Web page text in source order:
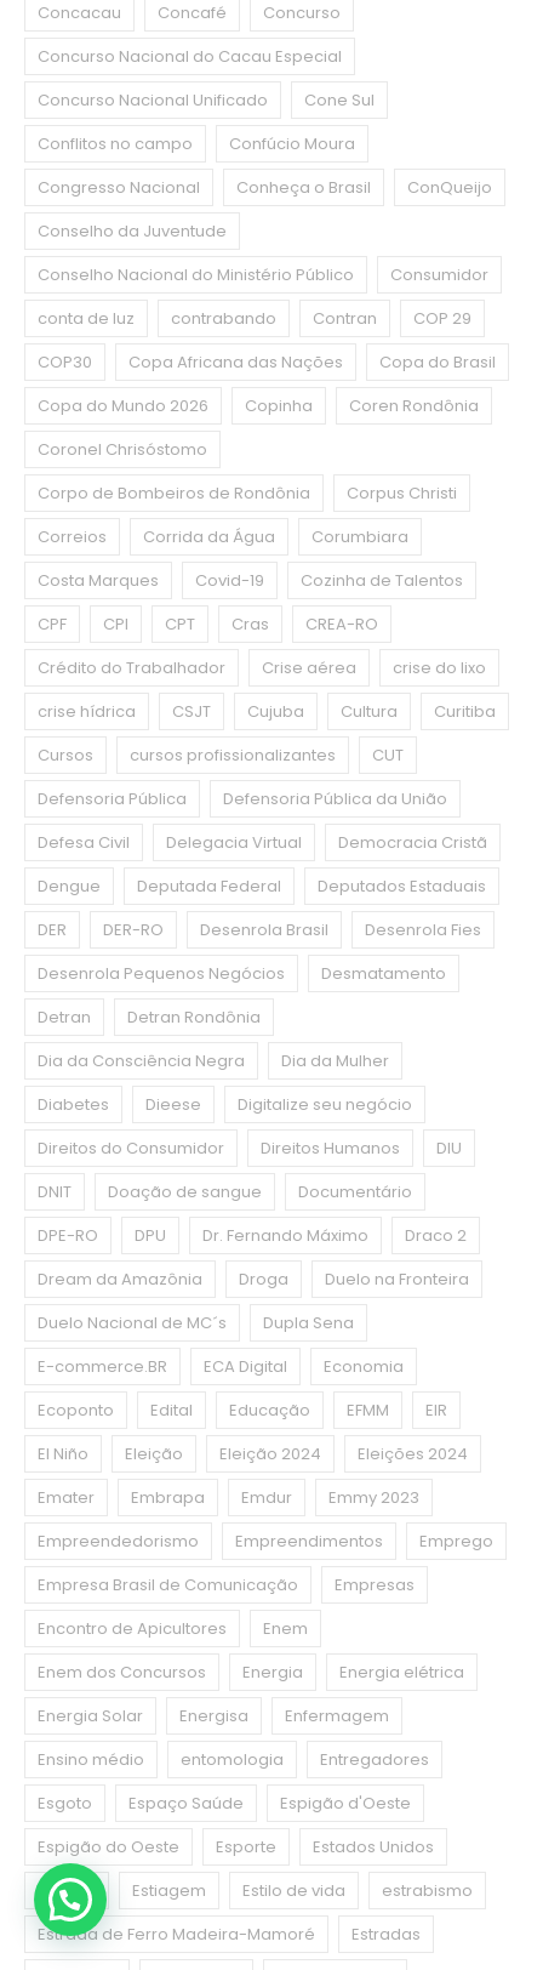
Concacau
Concafé
Concurso
Concurso Nacional do Cacau Especial
Concurso Nacional Unificado
Cone Sul
Conflitos no campo
Confúcio Moura
Congresso Nacional
Conheça o Brasil
ConQueijo
Conselho da Juventude
Conselho Nacional do Ministério Público
Consumidor
conta de luz
contrabando Contran
COP 29
COP30
Copa Africana das Nações
Copa do Brasil
Copa do Mundo 2026
Copinha
Coren Rondônia
Coronel Chrisóstomo
Corpo de Bombeiros de Rondônia
Corpus Christi
Correios
Corrida da Água
Corumbiara
Costa Marques
Covid-19
Cozinha de Talentos
CPF
CPI CPT Cras
CREA-RO
Crédito do Trabalhador
Crise aérea
crise do lixo
crise hídrica
CSJT Cujuba Cultura
Curitiba
Cursos
cursos profissionalizantes
CUT
Defensoria Pública
Defensoria Pública da União
Defesa Civil
Delegacia Virtual
Democracia Cristã
Dengue
Deputada Federal
Deputados Estaduais
DER
DER-RO Desenrola Brasil
Desenrola Fies
Desenrola Pequenos Negócios
Desmatamento
Detran
Detran Rondônia
Dia da Consciência Negra
Dia da Mulher
Diabetes
Dieese
Digitalize seu negócio
Direitos do Consumidor
Direitos Humanos
DIU
DNIT
Doação de sangue
Documentário
DPE-RO
DPU Dr. Fernando Máximo
Draco 2
Dream da Amazônia
Droga
Duelo na Fronteira
Duelo Nacional de MC´s
Dupla Sena
E-commerce.BR
ECA Digital
Economia
Ecoponto
Edital Educação EFMM
EIR
El Niño
Eleição Eleição 2024
Eleições 2024
Emater
Embrapa Emdur
Emmy 2023
Empreendedorismo
Empreendimentos
Emprego
Empresa Brasil de Comunicação
Empresas
Encontro de Apicultores
Enem
Enem dos Concursos
Energia
Energia elétrica
Energia Solar
Energisa
Enfermagem
Ensino médio
entomologia
Entregadores
Esgoto
Espaço Saúde
Espigão d'Oeste
Espigão do Oeste
Esporte
Estados Unidos
Estágio
Estiagem Estilo de vida
estrabismo
Estrada de Ferro Madeira-Mamoré
Estradas